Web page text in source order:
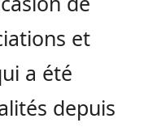
et
a été
depuis